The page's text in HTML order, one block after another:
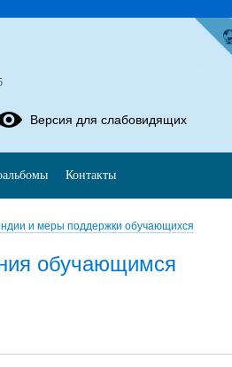
и меры поддержки обучающихся
обучающимся
Версия для слабовидящих
Контакты